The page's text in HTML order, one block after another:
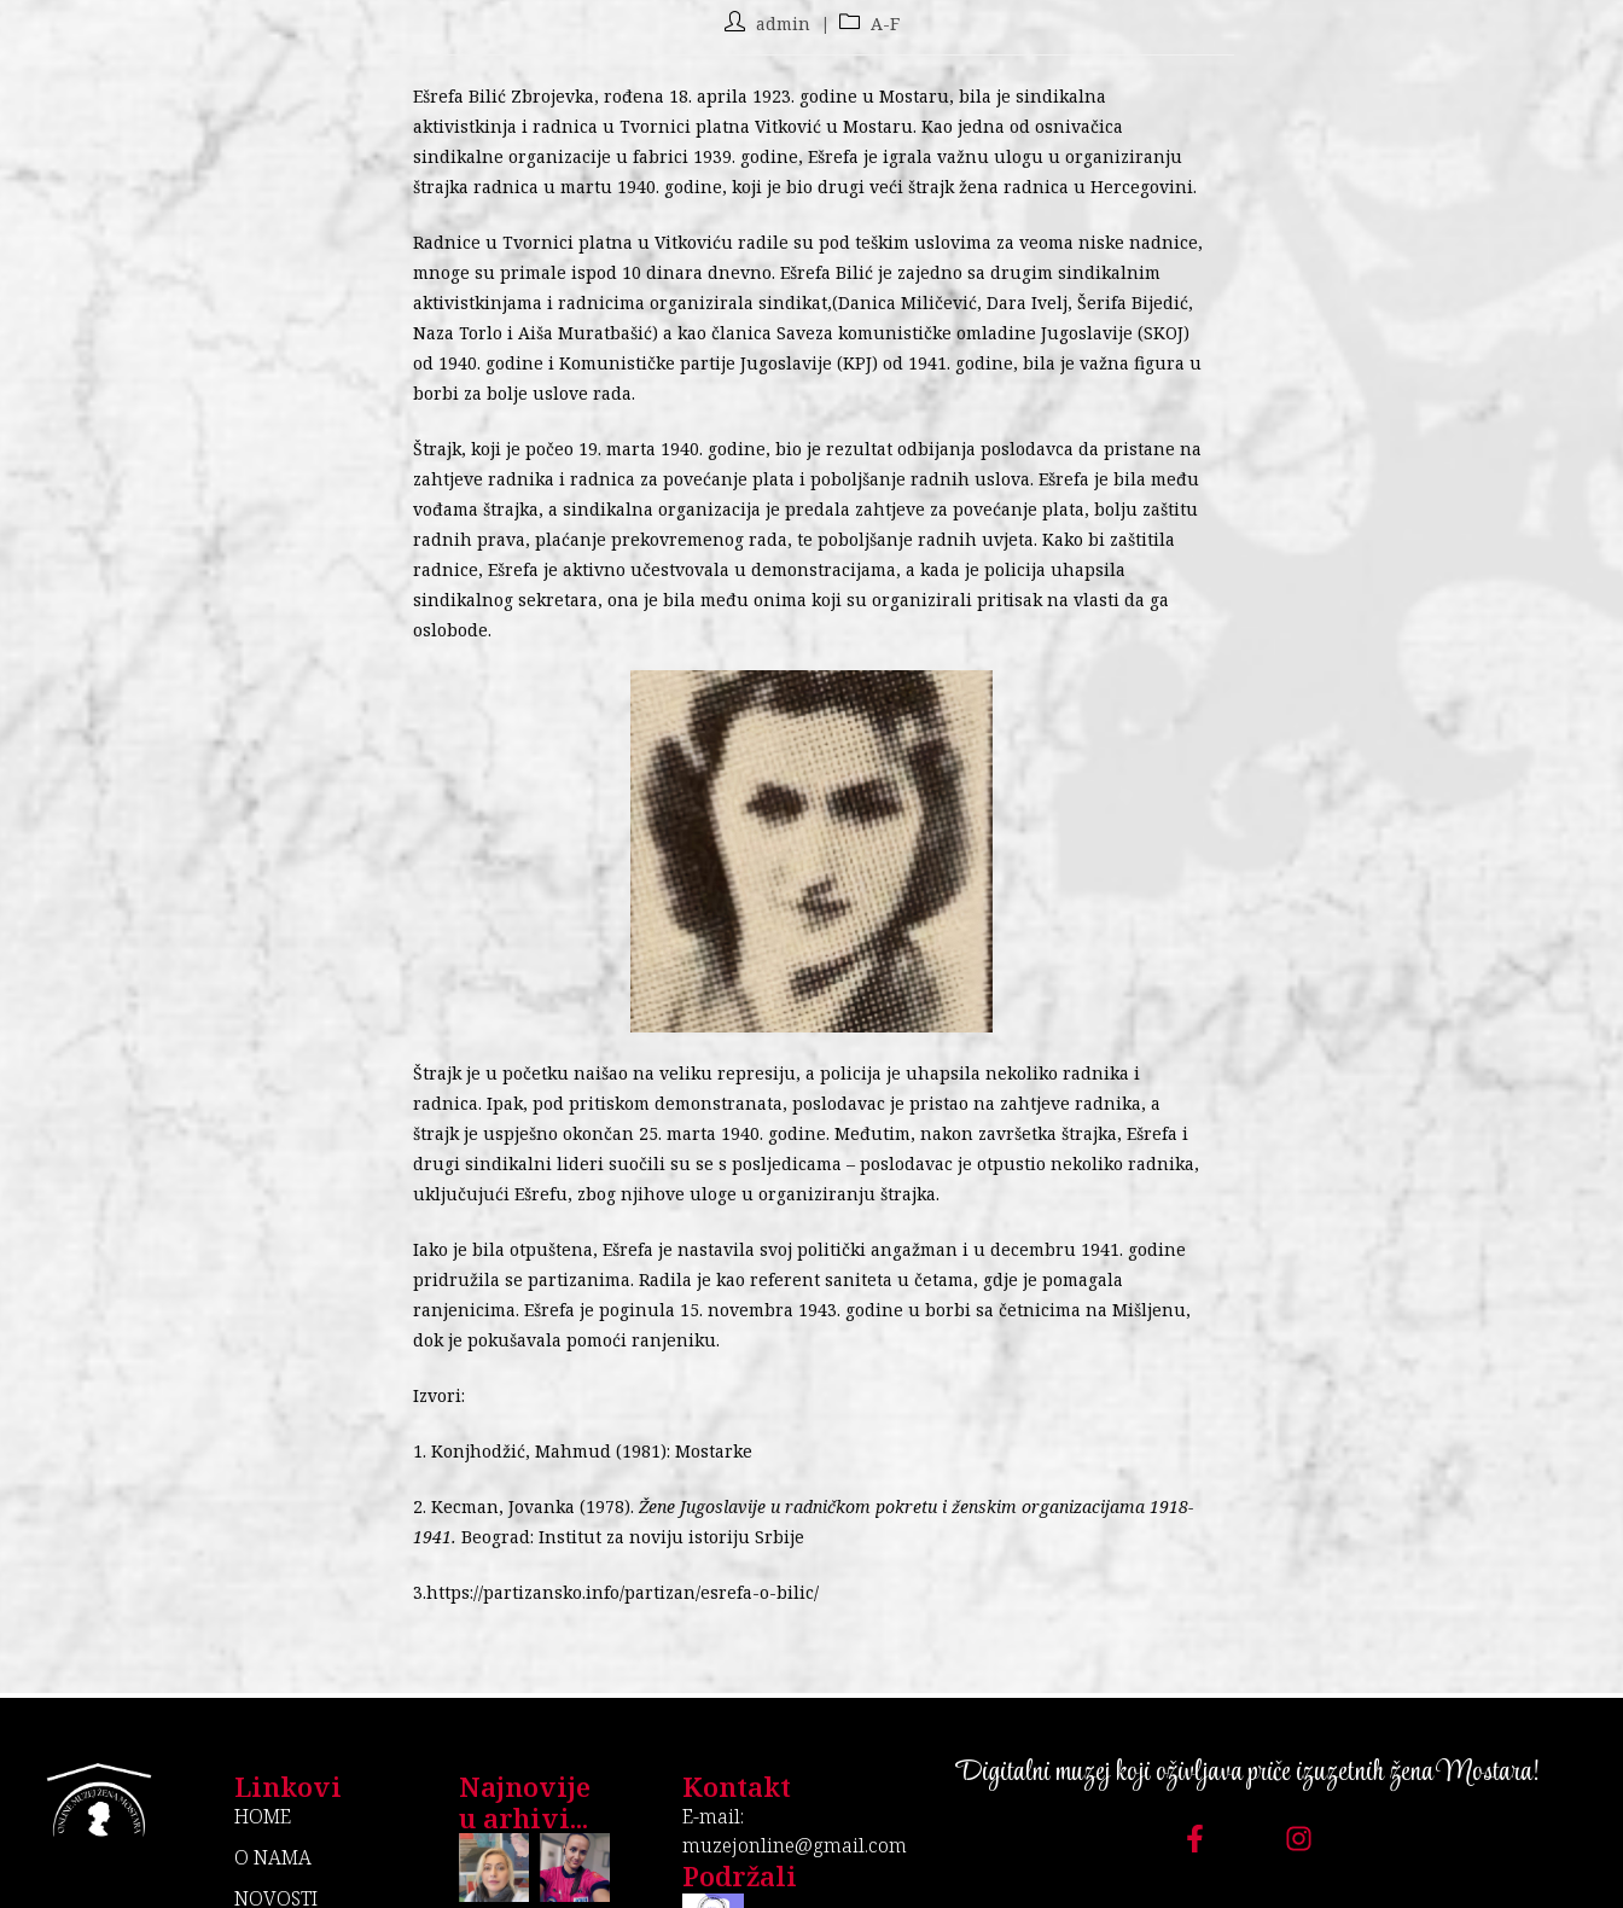
admin A-F
Ešrefa Bilić Zbrojevka, rođena 18. aprila 1923. godine u Mostaru, bila je sindikalna
aktivistkinja i radnica u Tvornici platna Vitković u Mostaru. Kao jedna od osnivačica
sindikalne organizacije u fabrici 1939. godine, Ešrefa je igrala važnu ulogu u organiziranju
štrajka radnica u martu 1940. godine, koji je bio drugi veći štrajk žena radnica u Hercegovini.
Radnice u Tvornici platna u Vitkoviću radile su pod teškim uslovima za veoma niske nadnice,
mnoge su primale ispod 10 dinara dnevno. Ešrefa Bilić je zajedno sa drugim sindikalnim
aktivistkinjama i radnicima organizirala sindikat,(Danica Miličević, Dara Ivelj, Šerifa Bijedić,
Naza Torlo i Aiša Muratbašić) a kao članica Saveza komunističke omladine Jugoslavije (SKOJ)
od 1940. godine i Komunističke partije Jugoslavije (KPJ) od 1941. godine, bila je važna figura u
borbi za bolje uslove rada.
Štrajk, koji je počeo 19. marta 1940. godine, bio je rezultat odbijanja poslodavca da pristane na
zahtjeve radnika i radnica za povećanje plata i poboljšanje radnih uslova. Ešrefa je bila među
vođama štrajka, a sindikalna organizacija je predala zahtjeve za povećanje plata, bolju zaštitu
radnih prava, plaćanje prekovremenog rada, te poboljšanje radnih uvjeta. Kako bi zaštitila
radnice, Ešrefa je aktivno učestvovala u demonstracijama, a kada je policija uhapsila
sindikalnog sekretara, ona je bila među onima koji su organizirali pritisak na vlasti da ga
oslobode.
Štrajk je u početku naišao na veliku represiju, a policija je uhapsila nekoliko radnika i
radnica. Ipak, pod pritiskom demonstranata, poslodavac je pristao na zahtjeve radnika, a
štrajk je uspješno okončan 25. marta 1940. godine. Međutim, nakon završetka štrajka, Ešrefa i
drugi sindikalni lideri suočili su se s posljedicama – poslodavac je otpustio nekoliko radnika,
uključujući Ešrefu, zbog njihove uloge u organiziranju štrajka.
Iako je bila otpuštena, Ešrefa je nastavila svoj politički angažman i u decembru 1941. godine
pridružila se partizanima. Radila je kao referent saniteta u četama, gdje je pomagala
ranjenicima. Ešrefa je poginula 15. novembra 1943. godine u borbi sa četnicima na Mišljenu,
dok je pokušavala pomoći ranjeniku.
Izvori:
1. Konjhodžić, Mahmud (1981): Mostarke
2. Kecman, Jovanka (1978).Žene Jugoslavije u radničkom pokretu i ženskim organizacijama 1918-
1941. Beograd: Institut za noviju istoriju Srbije
3.https://partizansko.info/partizan/esrefa-o-bilic/
Linkovi
HOME
O NAMA
NOVOSTI
Najnovije
u arhivi...
Kontakt
E-mail:
muzejonline@gmail.com
Podržali
Digitalni muzej koji oživljava priče izuzetnih žena Mostara!